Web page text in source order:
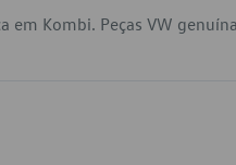
em Kombi. Peças VW